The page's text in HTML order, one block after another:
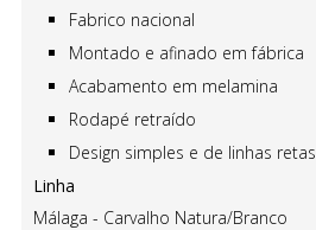
Fabrico nacional
Montado e afinado em fábrica
Acabamento em melamina
Rodapé retraído
Design simples e de linhas retas
Linha
Málaga - Carvalho Natura/Branco